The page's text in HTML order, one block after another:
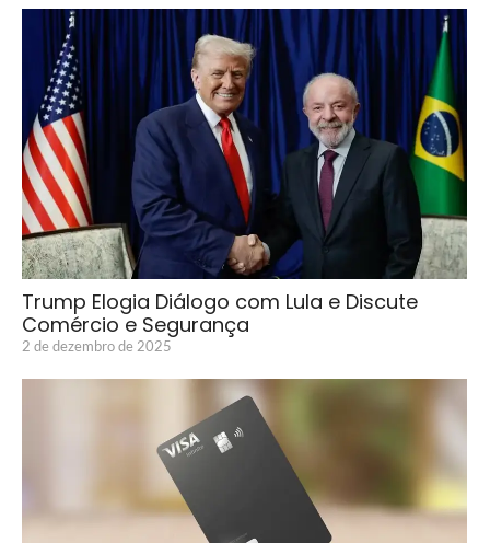
Trump Elogia Diálogo com Lula e Discute
Comércio e Segurança
2 de dezembro de 2025